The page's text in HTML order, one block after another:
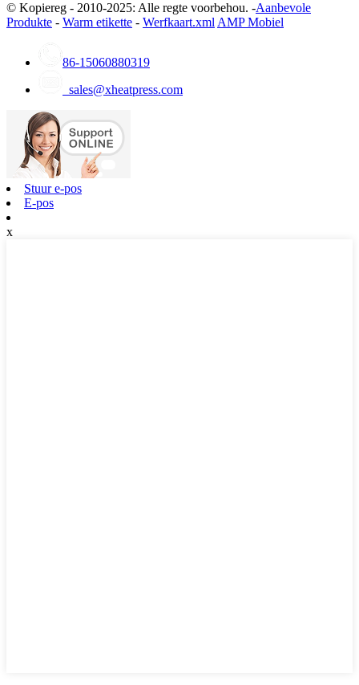
© Kopiereg - 2010-2025: Alle regte voorbehou. -Aanbevole
Produkte - Warm etikette - Werfkaart.xml AMP Mobiel
86-15060880319
sales@xheatpress.com
Stuur e-pos
E-pos
x